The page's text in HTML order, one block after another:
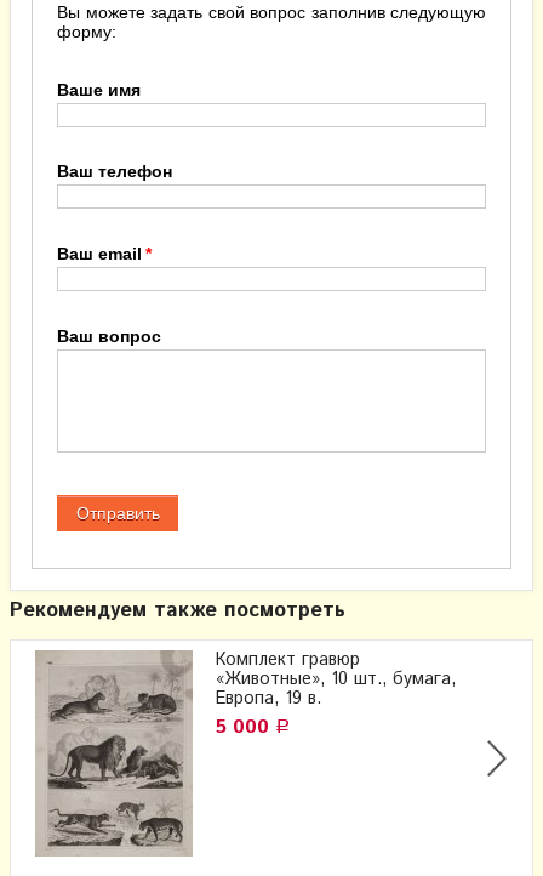
Вы можете задать свой вопрос заполнив следующую
форму:
Ваше имя
Ваш телефон
Ваш email
Ваш вопрос
Рекомендуем также посмотреть
Комплект гравюр
«Животные», 10 шт., бумага,
Европа, 19 в.
5 000 Р